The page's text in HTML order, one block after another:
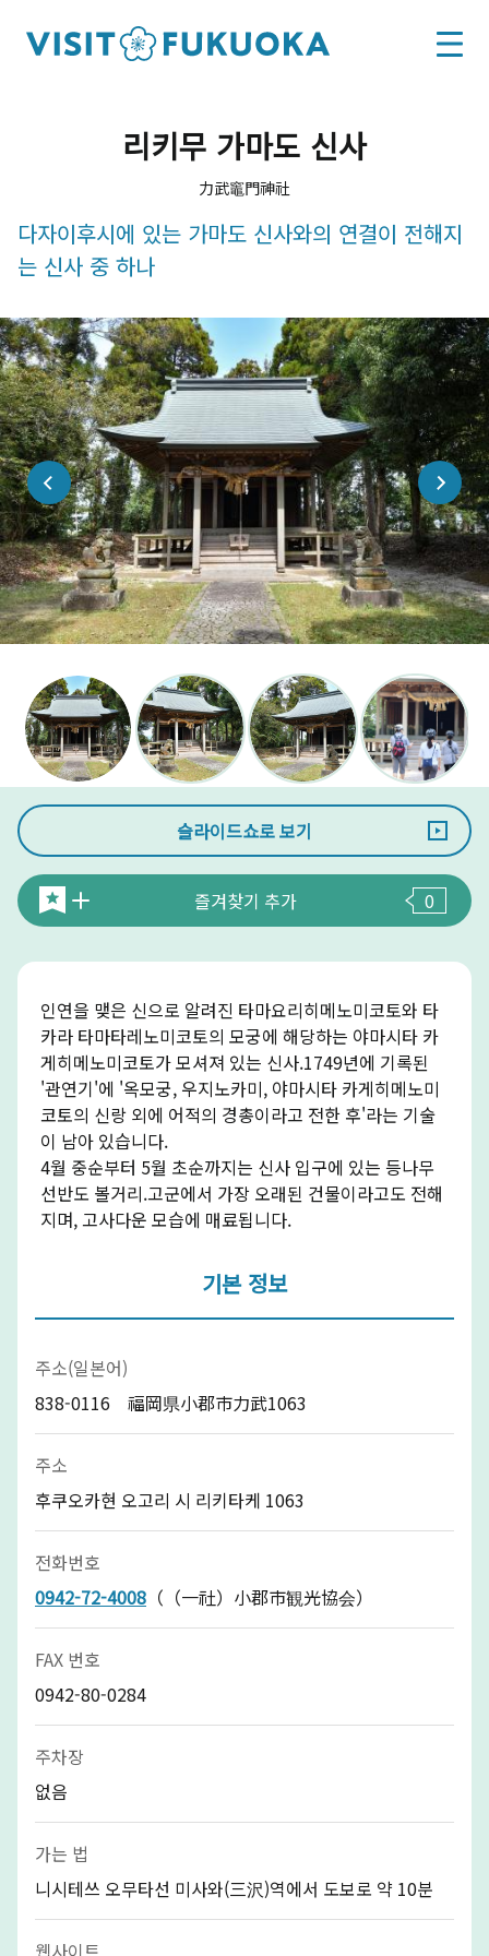
리키무 가마도 신사
力武竈門神社
다자이후시에 있는 가마도 신사와의 연결이 전해지
는 신사 중 하나
슬라이드쇼로 보기
즐겨찾기 추가 0
인연을 맺은 신으로 알려진 타마요리히메노미코토와 타
카라 타마타레노미코토의 모궁에 해당하는 야마시타 카
게히메노미코토가 모셔져 있는 신사.1749년에 기록된
'관연기'에 '옥모궁, 우지노카미, 야마시타 카게히메노미
코토의 신랑 외에 어적의 경총이라고 전한 후'라는 기술
이 남아 있습니다.
4월 중순부터 5월 초순까지는 신사 입구에 있는 등나무
선반도 볼거리.고군에서 가장 오래된 건물이라고도 전해
지며, 고사다운 모습에 매료됩니다.
기본 정보
주소(일본어)
838-0116 福岡県小郡市力武1063
주소
후쿠오카현 오고리 시 리키타케 1063
전화번호
0942-72-4008 （（一社）小郡市観光協会）
FAX 번호
0942-80-0284
주차장
없음
가는 법
니시테쓰 오무타선 미사와(三沢)역에서 도보로 약 10분
웹사이트